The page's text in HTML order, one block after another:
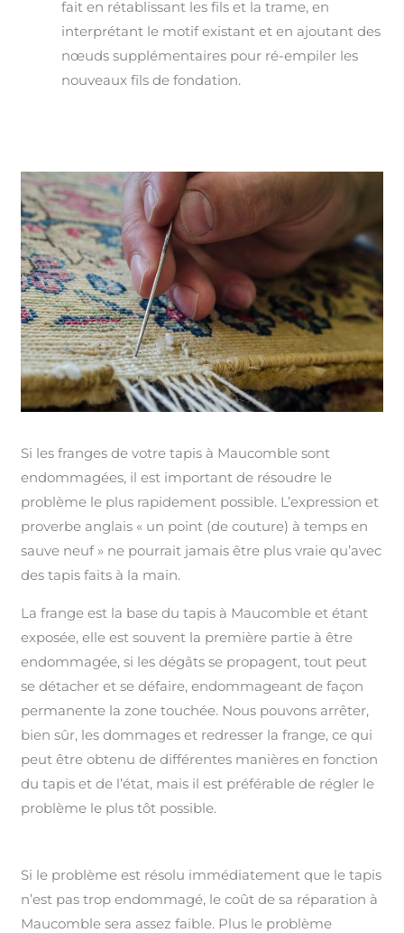
fait en rétablissant les fils et la trame, en
interprétant le motif existant et en ajoutant des
nœuds supplémentaires pour ré-empiler les
nouveaux fils de fondation.
Si les franges de votre tapis à Maucomble sont
endommagées, il est important de résoudre le
problème le plus rapidement possible. L’expression et
proverbe anglais « un point (de couture) à temps en
sauve neuf » ne pourrait jamais être plus vraie qu’avec
des tapis faits à la main.
La frange est la base du tapis à Maucomble et étant
exposée, elle est souvent la première partie à être
endommagée, si les dégâts se propagent, tout peut
se détacher et se défaire, endommageant de façon
permanente la zone touchée. Nous pouvons arrêter,
bien sûr, les dommages et redresser la frange, ce qui
peut être obtenu de différentes manières en fonction
du tapis et de l’état, mais il est préférable de régler le
problème le plus tôt possible.
Si le problème est résolu immédiatement que le tapis
n’est pas trop endommagé, le coût de sa réparation à
Maucomble sera assez faible. Plus le problème